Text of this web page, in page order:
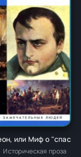
Карл Лаймон
или Миф о
Историческая проза